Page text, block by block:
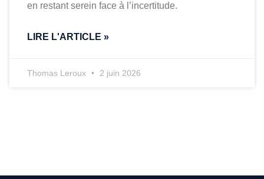
en restant serein face à l’incertitude.
LIRE L'ARTICLE »
Thomas Leroux 2 juin 2026